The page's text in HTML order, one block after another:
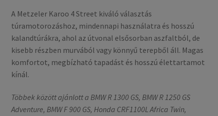
A Metzeler Karoo 4 Street kiváló választás
túramotorozáshoz, mindennapi használatra és hosszú
kalandtúrákra, ahol az útvonal elsősorban aszfaltból, de
kisebb részben murvából vagy könnyű terepből áll. Magas
komfortot, megbízható tapadást és hosszú élettartamot
kínál.
Többek között ajánlott a BMW R 1300 GS, BMW R 1250 GS
Adventure, BMW F 900 GS, Honda CRF1100L Africa Twin,